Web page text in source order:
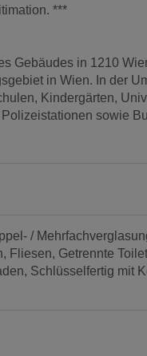
***
Gebäudes in 1210
in Wien. In der
Kindergärten,
sowie
/
Fliesen Getrennte
Schlüsselfertig mit